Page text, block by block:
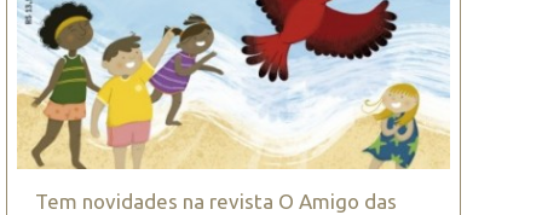
Tem novidades na revista O Amigo das